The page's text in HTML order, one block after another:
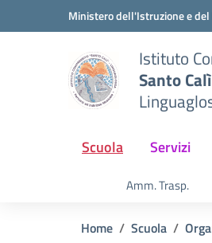
Vai ai contenuti
Vai al menu di navigazione
Ministero dell'Istruzione e
Istituto
Santo Calì
Scuola Servizi
Amm. Trasp.
Home Scuola